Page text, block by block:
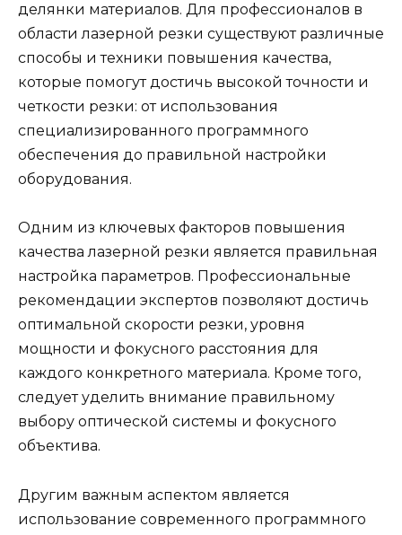
делянки материалов. Для профессионалов в
области лазерной резки существуют различные
способы и техники повышения качества,
которые помогут достичь высокой точности и
четкости резки: от использования
специализированного программного
обеспечения до правильной настройки
оборудования.
Одним из ключевых факторов повышения
качества лазерной резки является правильная
настройка параметров. Профессиональные
рекомендации экспертов позволяют достичь
оптимальной скорости резки, уровня
мощности и фокусного расстояния для
каждого конкретного материала. Кроме того,
следует уделить внимание правильному
выбору оптической системы и фокусного
объектива.
Другим важным аспектом является
использование современного программного